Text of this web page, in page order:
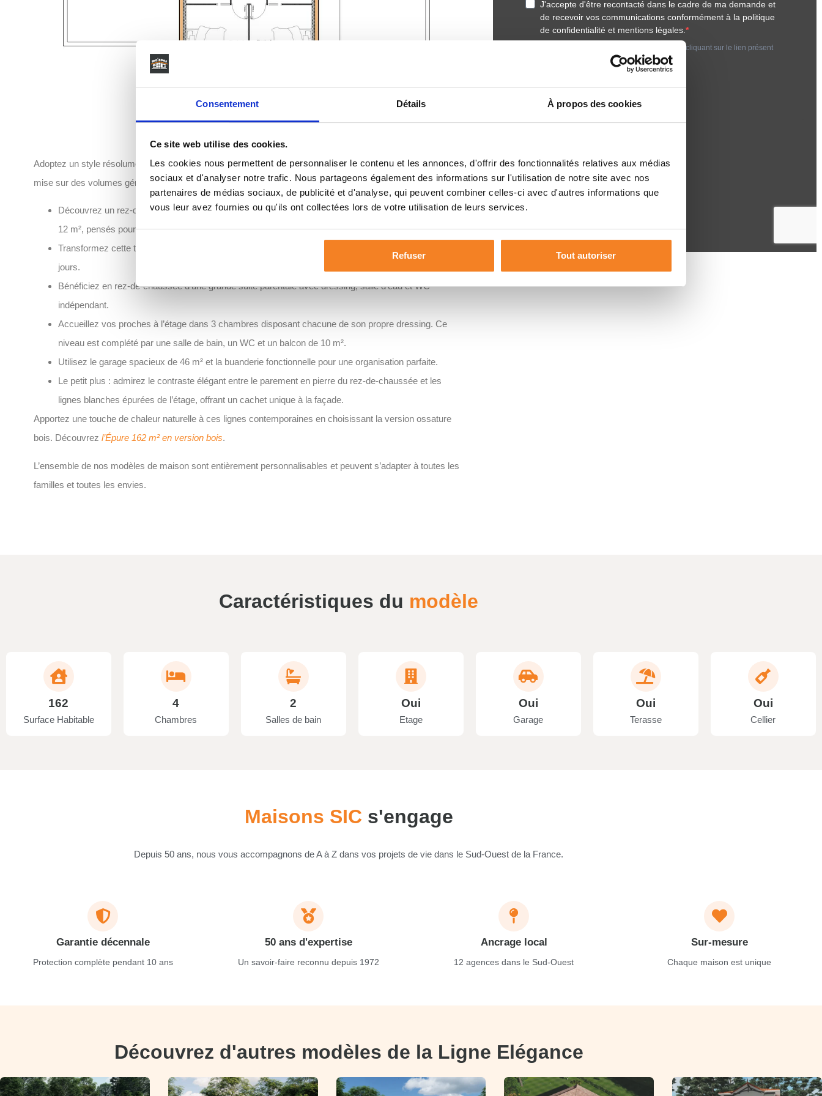
Consentement Détails À propos des cookies
Ce site web utilise des cookies.
Les cookies nous permettent de personnaliser le contenu et les annonces, d'offrir des fonctionnalités relatives aux médias
sociaux et d'analyser notre trafic. Nous partageons également des informations sur l'utilisation de notre site avec nos
partenaires de médias sociaux, de publicité et d'analyse, qui peuvent combiner celles-ci avec d'autres informations que
vous leur avez fournies ou qu'ils ont collectées lors de votre utilisation de leurs services.
Refuser Tout autoriser
Adoptez un style résolument moderne avec cette villa à toit plat de 162 m². Sa conception sophistiquée
mise sur des volumes généreux et une connexion totale avec l’extérieur grâce à de larges baies vitrées.
Découvrez un rez-de-chaussée spacieux avec un salon-séjour de 39 m² et une cuisine ouverte de
12 m², pensés pour la convivialité.
Transformez cette terrasse extérieure de 49m² en véritable cœur de vie dès l’arrivée des beaux
jours.
Bénéficiez en rez-de-chaussée d’une grande suite parentale avec dressing, salle d’eau et WC
indépendant.
Accueillez vos proches à l’étage dans 3 chambres disposant chacune de son propre dressing. Ce
niveau est complété par une salle de bain, un WC et un balcon de 10 m².
Utilisez le garage spacieux de 46 m² et la buanderie fonctionnelle pour une organisation parfaite.
Le petit plus : admirez le contraste élégant entre le parement en pierre du rez-de-chaussée et les
lignes blanches épurées de l’étage, offrant un cachet unique à la façade.
Apportez une touche de chaleur naturelle à ces lignes contemporaines en choisissant la version ossature
bois. Découvrez l’Épure 162 m² en version bois.
L’ensemble de nos modèles de maison sont entièrement personnalisables et peuvent s’adapter à toutes les
familles et toutes les envies.
Caractéristiques du modèle
162
Surface Habitable
4
Chambres
2
Salles de bain
Oui
Etage
Oui
Garage
Oui
Terasse
Oui
Cellier
Maisons SIC s'engage
Depuis 50 ans, nous vous accompagnons de A à Z dans vos projets de vie dans le Sud-Ouest de la France.
Garantie décennale
Protection complète pendant 10 ans
50 ans d'expertise
Un savoir-faire reconnu depuis 1972
Ancrage local
12 agences dans le Sud-Ouest
Sur-mesure
Chaque maison est unique
Découvrez d'autres modèles de la Ligne Elégance